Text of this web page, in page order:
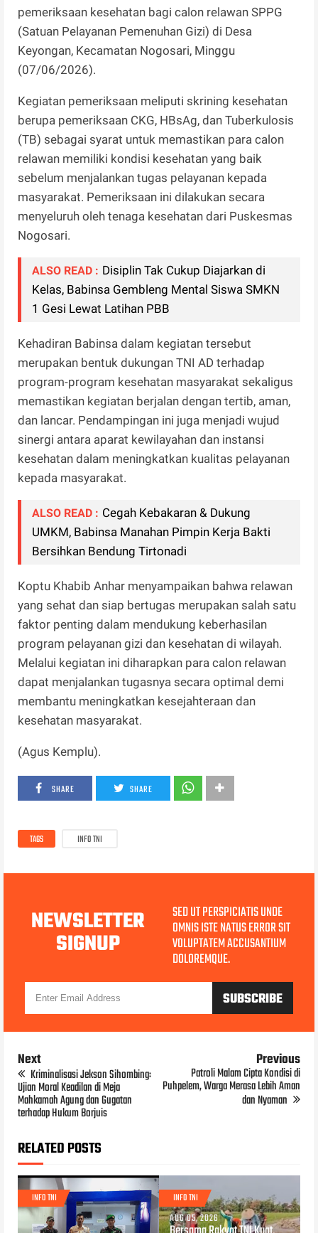
pemeriksaan kesehatan bagi calon relawan SPPG
(Satuan Pelayanan Pemenuhan Gizi) di Desa
Keyongan, Kecamatan Nogosari, Minggu
(07/06/2026).
Kegiatan pemeriksaan meliputi skrining kesehatan
berupa pemeriksaan CKG, HBsAg, dan Tuberkulosis
(TB) sebagai syarat untuk memastikan para calon
relawan memiliki kondisi kesehatan yang baik
sebelum menjalankan tugas pelayanan kepada
masyarakat. Pemeriksaan ini dilakukan secara
menyeluruh oleh tenaga kesehatan dari Puskesmas
Nogosari.
ALSO READ : Disiplin Tak Cukup Diajarkan di
Kelas, Babinsa Gembleng Mental Siswa SMKN
1 Gesi Lewat Latihan PBB
Kehadiran Babinsa dalam kegiatan tersebut
merupakan bentuk dukungan TNI AD terhadap
program-program kesehatan masyarakat sekaligus
memastikan kegiatan berjalan dengan tertib, aman,
dan lancar. Pendampingan ini juga menjadi wujud
sinergi antara aparat kewilayahan dan instansi
kesehatan dalam meningkatkan kualitas pelayanan
kepada masyarakat.
ALSO READ : Cegah Kebakaran & Dukung
UMKM, Babinsa Manahan Pimpin Kerja Bakti
Bersihkan Bendung Tirtonadi
Koptu Khabib Anhar menyampaikan bahwa relawan
yang sehat dan siap bertugas merupakan salah satu
faktor penting dalam mendukung keberhasilan
program pelayanan gizi dan kesehatan di wilayah.
Melalui kegiatan ini diharapkan para calon relawan
dapat menjalankan tugasnya secara optimal demi
membantu meningkatkan kesejahteraan dan
kesehatan masyarakat.
(Agus Kemplu).
SHARE SHARE
TAGS INFO TNI
NEWSLETTER
SIGNUP
SED UT PERSPICIATIS UNDE
OMNIS ISTE NATUS ERROR SIT
VOLUPTATEM ACCUSANTIUM
DOLOREMQUE.
Next
Kriminalisasi Jekson Sihombing:
Ujian Moral Keadilan di Meja
Mahkamah Agung dan Gugatan
terhadap Hukum Borjuis
Previous
Patroli Malam Cipta Kondisi di
Puhpelem, Warga Merasa Lebih Aman
dan Nyaman
RELATED POSTS
INFO TNI INFO TNI
AUG 05, 2026